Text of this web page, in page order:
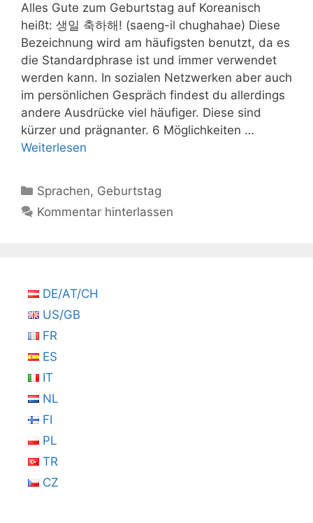
Alles Gute zum Geburtstag auf Koreanisch
heißt: 생일 축하해! (saeng-il chughahae) Diese
Bezeichnung wird am häufigsten benutzt, da es
die Standardphrase ist und immer verwendet
werden kann. In sozialen Netzwerken aber auch
im persönlichen Gespräch findest du allerdings
andere Ausdrücke viel häufiger. Diese sind
kürzer und prägnanter. 6 Möglichkeiten …
Weiterlesen
Kategorien
Sprachen, Geburtstag
Kommentar hinterlassen
DE/AT/CH
US/GB
FR
ES
IT
NL
FI
PL
TR
CZ